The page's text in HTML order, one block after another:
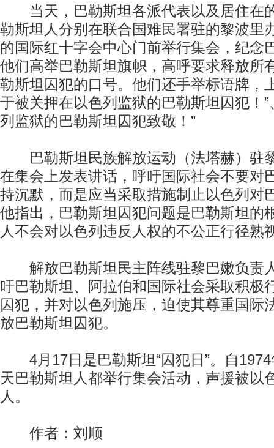
当天，巴勒斯坦各派代表以及居住在
勒斯坦人分别在联合国难民署驻的黎波里
的国际红十字会中心门前举行集会，纪念
他们高举巴勒斯坦旗帜，高呼要求释放所
勒斯坦囚犯的口号。他们还手举标语牌，
于被关押在以色列监狱的巴勒斯坦囚犯！”
列监狱的巴勒斯坦囚犯致敬！”
巴勒斯坦民族解放运动（法塔赫）驻
在集会上发表讲话，呼吁国际社会不要对
持沉默，而是应当采取措施制止以色列对
他指出，巴勒斯坦囚犯问题是巴勒斯坦的
人不会对以色列违反人权的不公正行径熟
解放巴勒斯坦民主阵线驻黎巴嫩负责
吁巴勒斯坦、阿拉伯和国际社会采取积极
囚犯，并对以色列施压，迫使其尊重国际
放巴勒斯坦囚犯。
4月17日是巴勒斯坦“囚犯日”。自1974
天巴勒斯坦人都举行集会活动，声援被以
人。
作者：刘顺